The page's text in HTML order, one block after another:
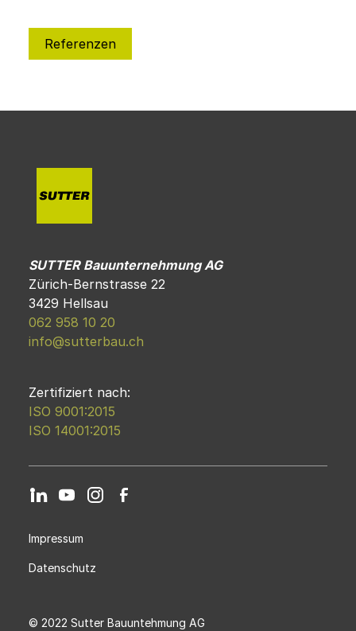
Referenzen
SUTTER Bauunternehmung AG
Zürich-Bernstrasse 22
3429 Hellsau
062 958 10 20
info@sutterbau.ch
Zertifiziert nach:
ISO 9001:2015
ISO 14001:2015
© 2022 Sutter Bauuntehmung AG
Impressum
Datenschutz